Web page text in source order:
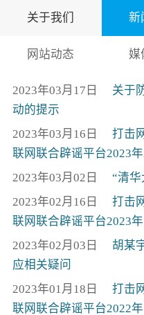
关于我们 新
网站动态 媒
2023年03月17日
关于
动的提示
2023年03月16日
打击
联网联合辟谣平台2023
2023年03月02日
“清
2023年02月16日
打击
联网联合辟谣平台2023
2023年02月03日
胡某
应相关疑问
2023年01月18日
打击
联网联合辟谣平台2022